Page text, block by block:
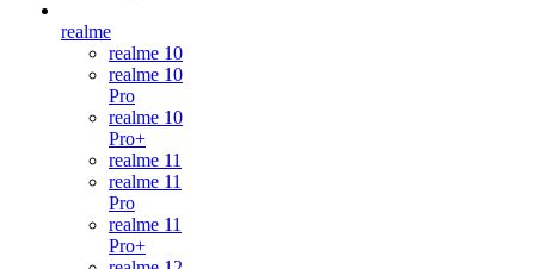
realme
realme 10
realme 10
Pro
realme 10
Pro+
realme 11
realme 11
Pro
realme 11
Pro+